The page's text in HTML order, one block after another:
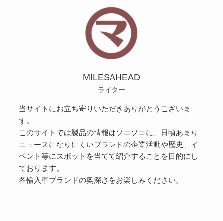
MILESAHEAD
ライター
当サイトにお立ち寄りいただきありがとうございま
す。
このサイトでは製品の情報はソコソコに、日頃あまり
ニュースになりにくいブランドの企業活動や歴史、イ
ベント等にスポットを当てて紹介することを目的にし
ております。
各輸入車ブランドの奥深さをお楽しみください。